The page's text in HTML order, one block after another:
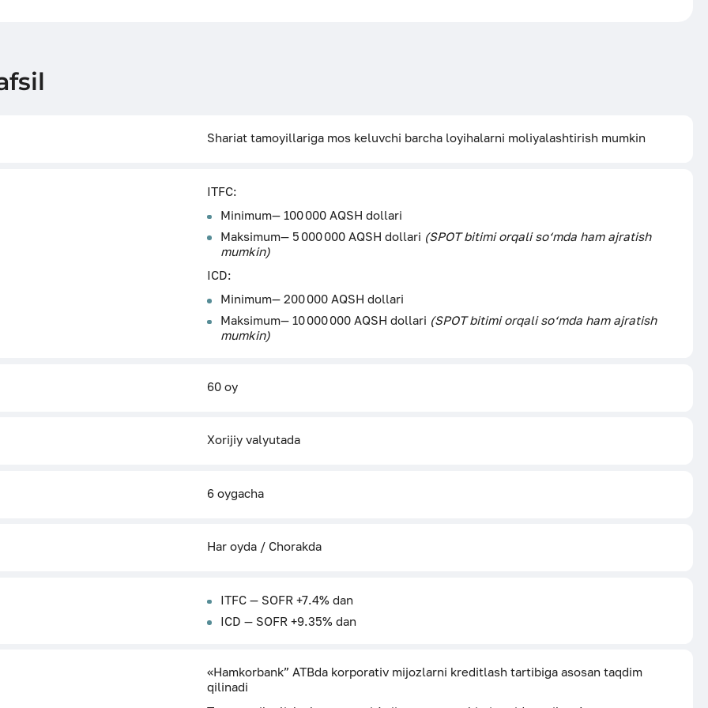
Shariat tamoyillariga mos keluvchi barcha loyihalarni moliyalashtirish mumkin
ITFC:
Minimum— 100 000 AQSH dollari
Maksimum— 5 000 000 AQSH dollari (SPOT bitimi orqali so‘mda ham ajratish
mumkin)
ICD:
Minimum— 200 000 AQSH dollari
Maksimum— 10 000 000 AQSH dollari (SPOT bitimi orqali so‘mda ham ajratish
mumkin)
60 oy
Xorijiy valyutada
6 oygacha
Har oyda / Chorakda
ITFC — SOFR +7.4% dan
ICD — SOFR +9.35% dan
«Hamkorbank” ATBda korporativ mijozlarni kreditlash tartibiga asosan taqdim
qilinadi